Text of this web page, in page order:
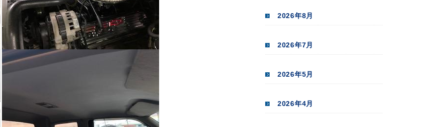
2026年8月
2026年7月
2026年5月
2026年4月